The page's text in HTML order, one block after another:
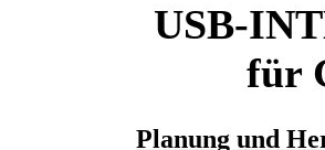
USB-
für
Planung und